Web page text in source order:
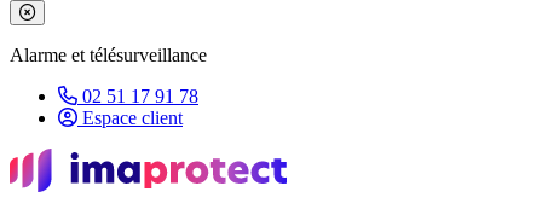
Fermer le bandeau de promotion
Alarme et télésurveillance
02 51 17 91 78
Espace client